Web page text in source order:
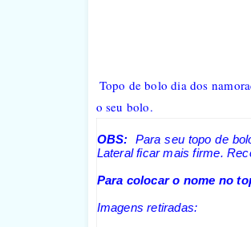
Topo de bolo dia dos
o seu bolo.
OBS: Para seu topo de
Lateral ficar mais firme.
Para colocar o nome no
Imagens retiradas: